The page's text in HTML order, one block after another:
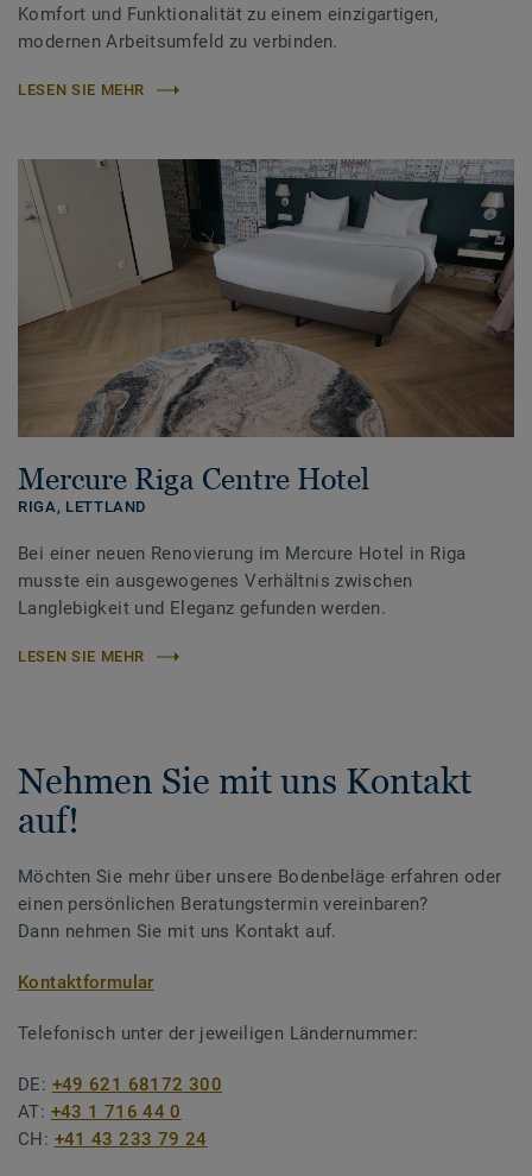
Komfort und Funktionalität zu einem einzigartigen,
modernen Arbeitsumfeld zu verbinden.
LESEN SIE MEHR
Mercure Riga Centre Hotel
RIGA, LETTLAND
Bei einer neuen Renovierung im Mercure Hotel in Riga
musste ein ausgewogenes Verhältnis zwischen
Langlebigkeit und Eleganz gefunden werden.
LESEN SIE MEHR
Nehmen Sie mit uns Kontakt
auf!
Möchten Sie mehr über unsere Bodenbeläge erfahren oder
einen persönlichen Beratungstermin vereinbaren?
Dann nehmen Sie mit uns Kontakt auf.
Kontaktformular
Telefonisch unter der jeweiligen Ländernummer:
DE: +49 621 68172 300
AT: +43 1 716 44 0
CH: +41 43 233 79 24